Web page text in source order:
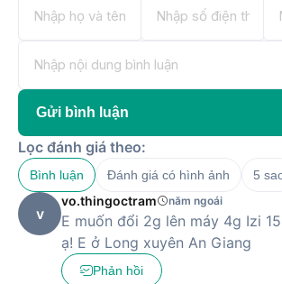
Gửi bình luận
Lọc đánh giá theo:
Bình luận Đánh giá có hình ảnh 5
v
vo.thingoctram năm ngoái
E muốn đổi 2g lên máy 4g Izi
ạ! E ở Long xuyên An Giang
Phản hồi